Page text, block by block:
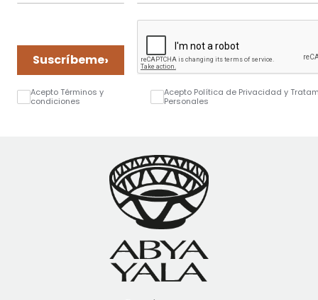
Suscríbeme›
Acepto Términos y
condiciones
Acepto Política de Privacidad y
Personales